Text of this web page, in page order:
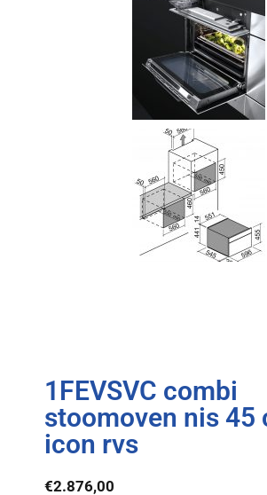
1FEVSVC combi
stoomoven nis 45
icon rvs
€2.876,00